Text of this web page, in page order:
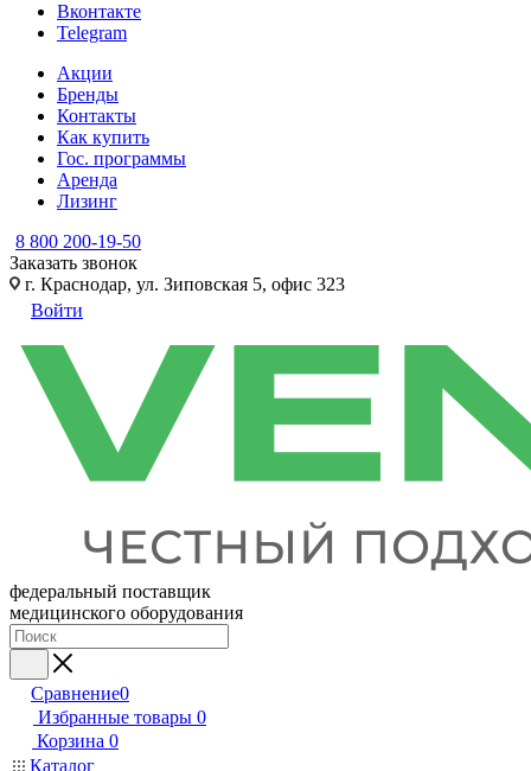
Вконтакте
Telegram
Акции
Бренды
Контакты
Как купить
Гос. программы
Аренда
Лизинг
8 800 200-19-50
Заказать звонок
г. Краснодар, ул. Зиповская 5, офис 323
Войти
федеральный поставщик
медицинского оборудования
Сравнение0
Избранные товары 0
Корзина 0
Каталог